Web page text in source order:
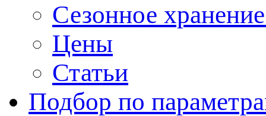
Сезонное
Цены
Статьи
Подбор по